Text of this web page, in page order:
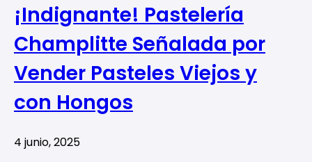
¡Indignante! Pastelería
Champlitte Señalada por
Vender Pasteles Viejos y
con Hongos
4 junio, 2025